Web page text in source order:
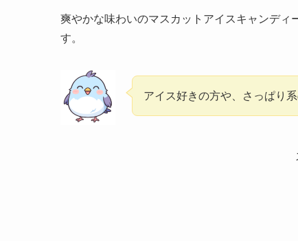
爽やかな味わいのマスカットアイスキャンデ
す。
アイス好きの方や、さっぱり